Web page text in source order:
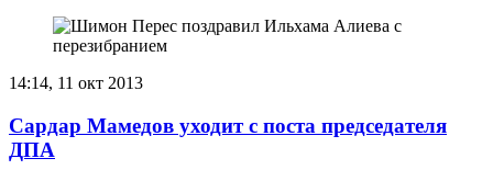
14:14, 11 окт 2013
Сардар Мамедов уходит с поста председателя
ДПА